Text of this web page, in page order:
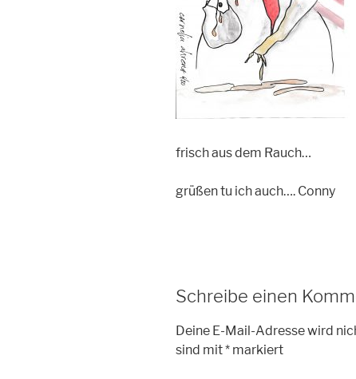
frisch aus dem Rauch…
grüßen tu ich auch…. Conny
Schreibe einen
Deine E-Mail-Adresse wird
sind mit* markiert